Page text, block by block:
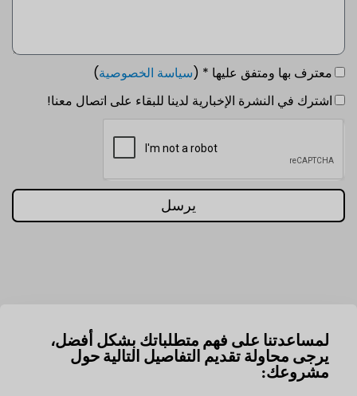
معترف بها ومتفق عليها * (سياسة الخصوصية)
اشترك في النشرة الإخبارية لدينا للبقاء على اتصال معنا!
يرسل
لمساعدتنا على فهم متطلباتك بشكل أفضل،
يرجى محاولة تقديم التفاصيل التالية حول
مشروعك: